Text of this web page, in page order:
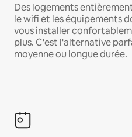
Des logements
le wifi et les équipements
vous installer
plus. C'est l'alternative
moyenne ou longue durée.